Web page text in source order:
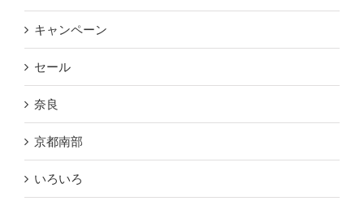
キャンペーン
セール
奈良
京都南部
いろいろ